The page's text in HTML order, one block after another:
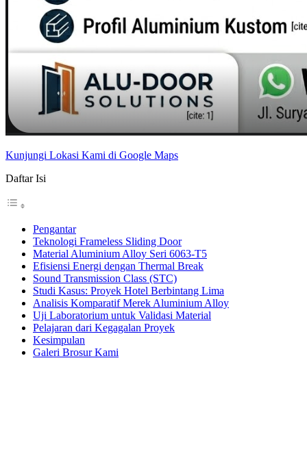
Kunjungi Lokasi Kami di Google Maps
Daftar Isi
Pengantar
Teknologi Frameless Sliding Door
Material Aluminium Alloy Seri 6063-T5
Efisiensi Energi dengan Thermal Break
Sound Transmission Class (STC)
Studi Kasus: Proyek Hotel Berbintang Lima
Analisis Komparatif Merek Aluminium Alloy
Uji Laboratorium untuk Validasi Material
Pelajaran dari Kegagalan Proyek
Kesimpulan
Galeri Brosur Kami